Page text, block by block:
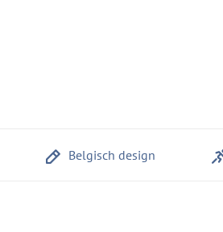
Belgisch design